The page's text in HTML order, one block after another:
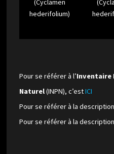
hederifolium)
Pour se référer à l’Inventaire
Naturel(INPN), c’estICI
Pour se référer à la
Pour se référer à la